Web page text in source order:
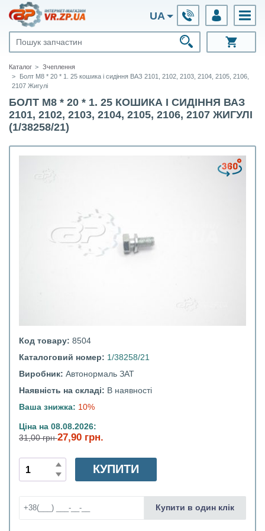
UA
Каталог
Зчеплення
Болт М8 * 20 * 1. 25 кошика і сидіння ВАЗ 2101, 2102, 2103, 2104, 2105, 2106,
2107 Жигулі
БОЛТ М8 * 20 * 1. 25 КОШИКА І СИДІННЯ ВАЗ
2101, 2102, 2103, 2104, 2105, 2106, 2107 ЖИГУЛІ
(1/38258/21)
Код товару: 8504
Каталоговий номер: 1/38258/21
Виробник: Автонормаль ЗАТ
Наявність на складі: В наявності
Ваша знижка: 10%
Ціна на 08.08.2026:
31,00 грн27,90 грн.
КУПИТИ
Купити в один клік